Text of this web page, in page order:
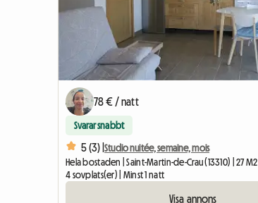
78 € / natt
Svarar snabbt
5 (3) |Studio nuitée, semaine, mois
Hela bostaden | Saint-Martin-de-Crau (13310) | 27 M2
4 sovplats(er) | Minst 1 natt
Visa annons